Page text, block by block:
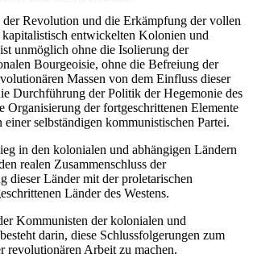
der Revolution und die Erkämpfung der vollen
entwickelten Kolonien und
unmöglich ohne die Isolierung der
Bourgeoisie, ohne die Befreiung der
Massen von dem Einfluss dieser
Durchführung der Politik der Hegemonie des
Organisierung der fortgeschrittenen Elemente
einer selbständigen kommunistischen Partei.
in den kolonialen und abhängigen Ländern
realen Zusammenschluss der
dieser Länder mit der proletarischen
Länder des Westens.
Kommunisten der kolonialen und
darin, diese Schlussfolgerungen zum
revolutionären Arbeit zu machen.